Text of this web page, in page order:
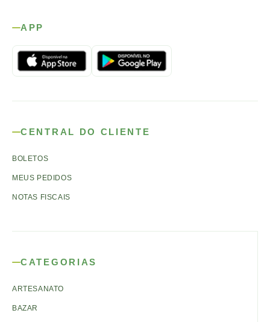
APP
CENTRAL DO CLIENTE
BOLETOS
MEUS PEDIDOS
NOTAS FISCAIS
CATEGORIAS
ARTESANATO
BAZAR